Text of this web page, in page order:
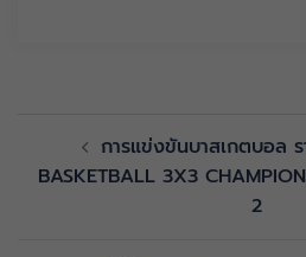
การแข่งขันบาสเกตบอล
BASKETBALL 3X3
2